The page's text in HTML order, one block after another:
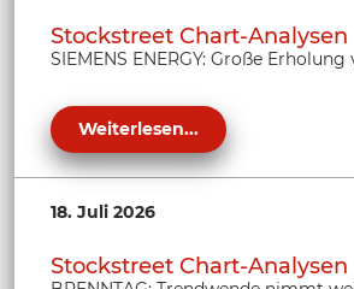
Stockstreet Chart-Analysen
SIEMENS ENERGY: Große Erholung
Weiterlesen...
18. Juli 2026
Stockstreet Chart-Analysen